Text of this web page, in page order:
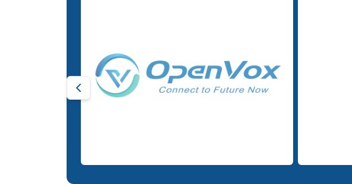
Previous slide